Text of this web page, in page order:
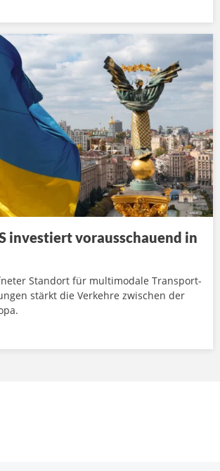
investiert vorausschauend in
Standort für multimodale Transport-
stärkt die Verkehre zwischen der